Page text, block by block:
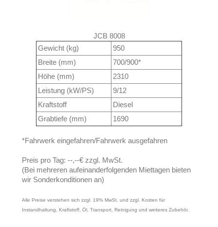
JCB 8008
Gewicht (kg)
950
Breite (mm)
700/900*
Höhe (mm)
2310
Leistung (kW/PS)
9/12
Kraftstoff
Diesel
Grabtiefe (mm)
1690
*Fahrwerk eingefahren/Fahrwerk ausgefahren
Preis pro Tag: --,--€ zzgl. MwSt.
(Bei mehreren aufeinanderfolgenden Miettagen bieten
wir Sonderkonditionen an)
Alle Preise verstehen sich zzgl. 19% MwSt. und zzgl. Kosten für
Instandhaltung, Kraftstoff, Öl, Transport, Reinigung und weiteres Zubehör.